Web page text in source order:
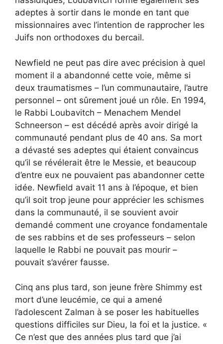
adeptes à sortir dans le monde en tant que
missionnaires avec l’intention de rapprocher les
Juifs non orthodoxes du bercail.
Newfield ne peut pas dire avec précision à quel
moment il a abandonné cette voie, même si
deux traumatismes – l’un communautaire, l’autre
personnel – ont sûrement joué un rôle. En 1994,
le Rabbi Loubavitch – Menachem Mendel
Schneerson – est décédé après avoir dirigé la
communauté pendant plus de 40 ans. Sa mort
a dévasté ses adeptes qui étaient convaincus
qu’il se révélerait être le Messie, et beaucoup
d’entre eux ne pouvaient pas abandonner cette
idée. Newfield avait 11 ans à l’époque, et bien
qu’il soit trop jeune pour apprécier les schismes
dans la communauté, il se souvient avoir
demandé comment une croyance fondamentale
de ses rabbins et de ses professeurs – selon
laquelle le Rabbi ne pouvait pas mourir –
pouvait s’avérer fausse.
Cinq ans plus tard, son jeune frère Shimmy est
mort d’une leucémie, ce qui a amené
l’adolescent Zalman à se poser les habituelles
questions difficiles sur Dieu, la foi et la justice. «
Ce n’est que des années plus tard que j’ai